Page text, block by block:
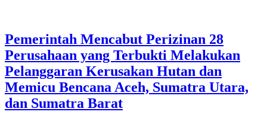
Pemerintah Mencabut Perizinan 28
Perusahaan yang Terbukti Melakukan
Pelanggaran Kerusakan Hutan dan
Memicu Bencana Aceh, Sumatra Utara,
dan Sumatra Barat